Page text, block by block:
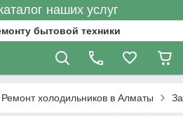
наших услуг
бытовой техники
Ремонт холодильников в Алматы